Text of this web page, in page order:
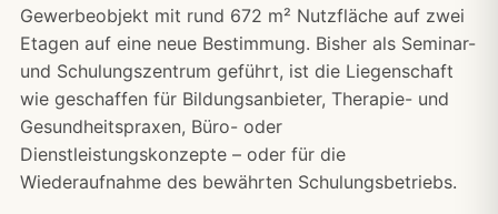
Gewerbeobjekt mit rund 672 m² Nutzfläche auf zwei
Etagen auf eine neue Bestimmung. Bisher als Seminar-
und Schulungszentrum geführt, ist die Liegenschaft
wie geschaffen für Bildungsanbieter, Therapie- und
Gesundheitspraxen, Büro- oder
Dienstleistungskonzepte – oder für die
Wiederaufnahme des bewährten Schulungsbetriebs.